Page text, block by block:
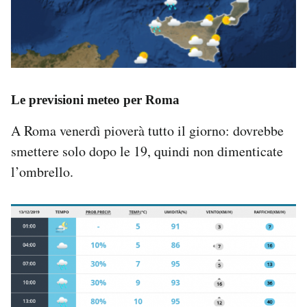
Le previsioni meteo per Roma
A Roma venerdì pioverà tutto il giorno: dovrebbe
smettere solo dopo le 19, quindi non dimenticate
l’ombrello.